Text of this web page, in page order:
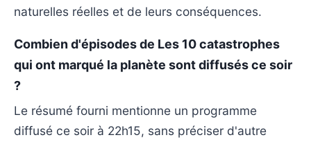
naturelles réelles et de leurs conséquences.
Combien d'épisodes de Les 10 catastrophes
qui ont marqué la planète sont diffusés ce soir
?
Le résumé fourni mentionne un programme
diffusé ce soir à 22h15, sans préciser d'autre